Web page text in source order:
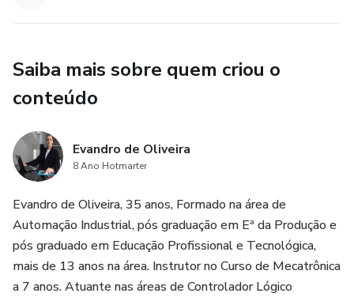
Saiba mais sobre quem criou o
conteúdo
Evandro de Oliveira
8 Ano Hotmarter
Evandro de Oliveira, 35 anos, Formado na área de
Automação Industrial, pós graduação em Eª da Produção e
pós graduado em Educação Profissional e Tecnológica,
mais de 13 anos na área. Instrutor no Curso de Mecatrônica
a 7 anos. Atuante nas áreas de Controlador Lógico